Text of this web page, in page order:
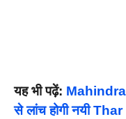
यह भी पढ़ें:
से लांच होगी नयी